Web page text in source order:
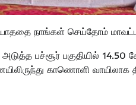
நாங்கள் செய்தோம் மாவட்ட
பச்சூர் பகுதியில் 14.50
காணொளி வாயிலாக